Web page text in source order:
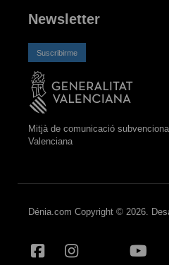
Newsletter
Suscribirme
Mitjà de comunicació
Valenciana
Dénia.com Copyright © 2026.